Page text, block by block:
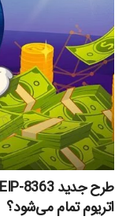
اتریوم تمام می‌شود؟